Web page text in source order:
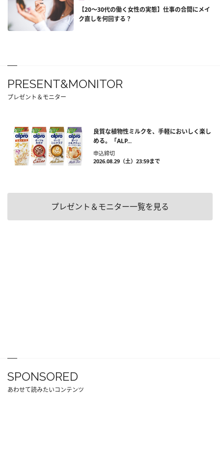
【20～30代の働く女性の実態】仕事の合間にメイ
ク直しを何回する？
PRESENT&MONITOR
プレゼント＆モニター
良質な植物性ミルクを、手軽においしく楽し
める。「ALP...
申込締切
2026.08.29（土）23:59まで
プレゼント＆モニター一覧を見る
SPONSORED
あわせて読みたいコンテンツ